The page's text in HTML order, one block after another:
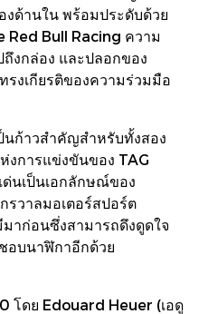
งด้านใน พร้อมประดับด้วย
Red Bull Racing ความ
ถึงกล่อง และปลอกของ
งเกียรติของความร่วมมือ
ก้าวสำคัญสำหรับทั้งสอง
งการแข่งขันของ TAG
นเป็นเอกลักษณ์ของ
รวาลมอเตอร์สปอร์ต
าก่อนซึ่งสามารถดึงดูดใจ
อบนาฬิกาอีกด้วย
โดย Edouard Heuer (เอดู